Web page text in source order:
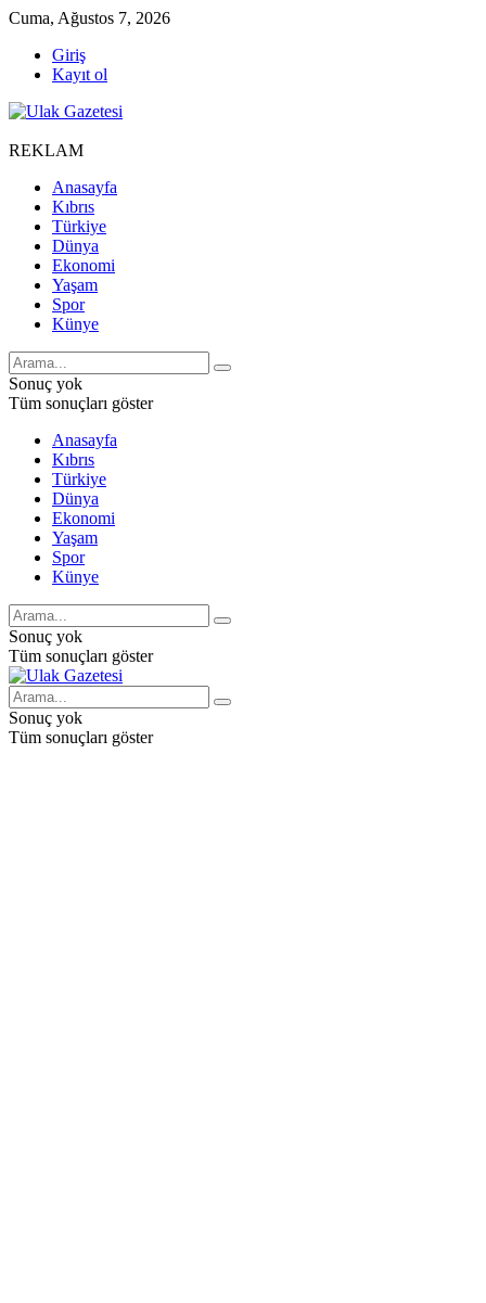
Cuma, Ağustos 7, 2026
Giriş
Kayıt ol
REKLAM
Anasayfa
Kıbrıs
Türkiye
Dünya
Ekonomi
Yaşam
Spor
Künye
Sonuç yok
Tüm sonuçları göster
Anasayfa
Kıbrıs
Türkiye
Dünya
Ekonomi
Yaşam
Spor
Künye
Sonuç yok
Tüm sonuçları göster
Sonuç yok
Tüm sonuçları göster